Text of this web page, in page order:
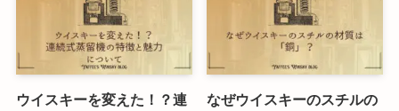
ウイスキーを変えた！？連
なぜウイスキーのスチルの